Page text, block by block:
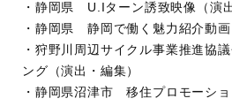
・静岡県 U.Iターン誘致映像（演
・静岡県 静岡で働く魅力紹介動画
・狩野川周辺サイクル事業推進協
ング（演出・編集）
・静岡県沼津市 移住プロモーショ